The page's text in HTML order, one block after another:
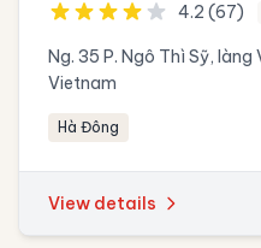
4.2 (67)
Ng. 35 P. Ngô Thì Sỹ,
Vietnam
Hà Đông
View details